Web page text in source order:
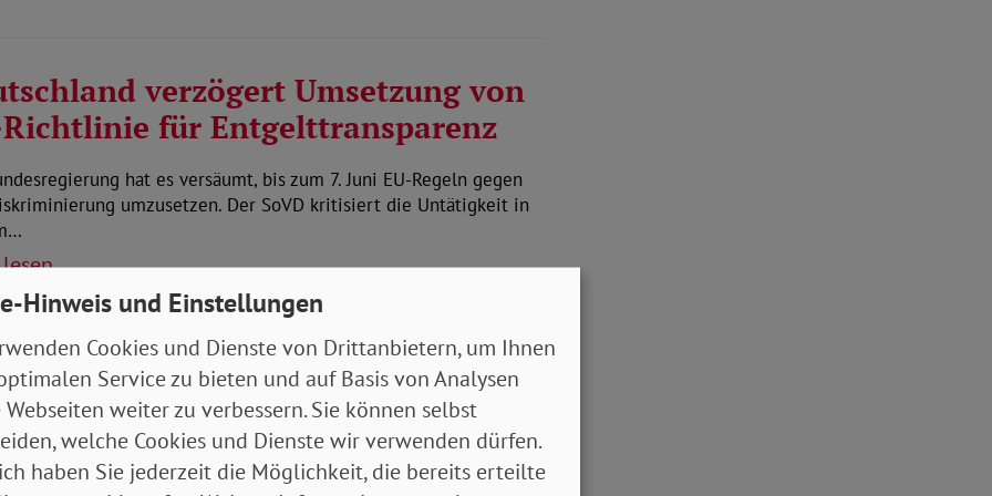
verzögert Umsetzung von
für Entgelttransparenz
hat es versäumt, bis zum 7. Juni EU-Regeln gegen
umzusetzen. Der SoVD kritisiert die Untätigkeit in
zur Pflegereform liegt vor –
lehnt Kürzungen ab
Hinweis und Einstellungen
Cookies und Dienste von Drittanbietern, um Ihnen
Service zu bieten und auf Basis von Analysen
Webseiten weiter zu verbessern. Sie können selbst
welche Cookies und Dienste wir verwenden dürfen.
haben Sie jederzeit die Möglichkeit, die bereits erteilte